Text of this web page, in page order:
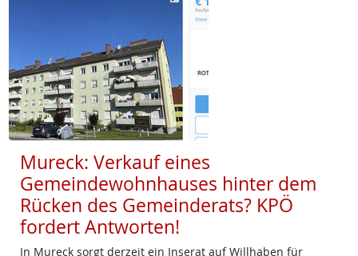
Mureck: Verkauf eines
Gemeindewohnhauses hinter dem
Rücken des Gemeinderats? KPÖ
fordert Antworten!
In Mureck sorgt derzeit ein Inserat auf Willhaben für